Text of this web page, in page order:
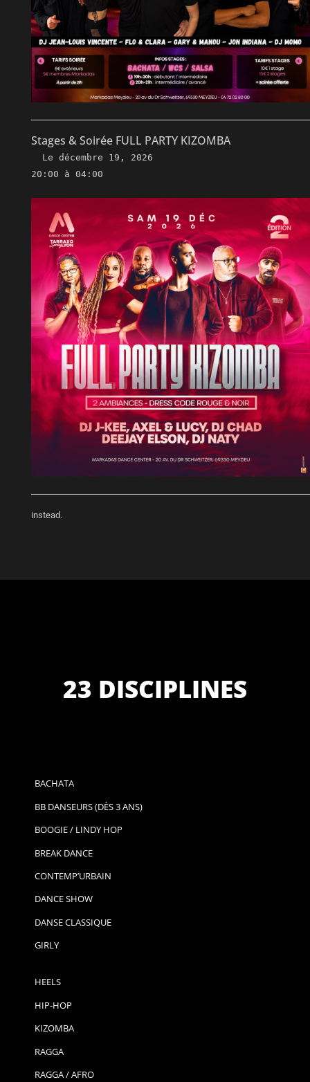
Stages & Soirée FULL PARTY KIZOMBA
Le décembre 19, 2026
20:00 à 04:00
instead.
23 DISCIPLINES
BACHATA
BB DANSEURS (DÈS 3 ANS)
BOOGIE / LINDY HOP
BREAK DANCE
CONTEMP’URBAIN
DANCE SHOW
DANSE CLASSIQUE
GIRLY
HEELS
HIP-HOP
KIZOMBA
RAGGA
RAGGA / AFRO